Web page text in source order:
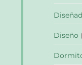
Diseño